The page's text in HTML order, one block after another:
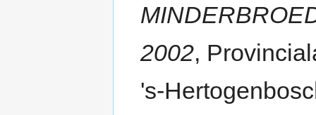
2002,
's-